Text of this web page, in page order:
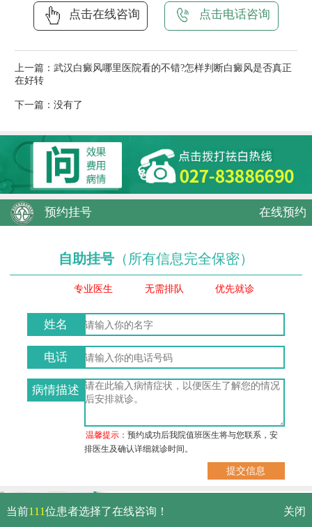
点击在线咨询 点击电话咨询
上一篇： 武汉白癜风哪里医院看的不错?怎样判断白癜风是否真正
在好转
下一篇：没有了
预约挂号 在线预约
自助挂号 （所有信息完全保密）
专业医生 无需排队 优先就诊
姓名
电话
病情描述
温馨提示：预约成功后我院值班医生将与您联系，安
排医生及确认详细就诊时间。
武汉市硚口区解放大道479号
免费电话：
当前111位患者选择了在线咨询！ 关闭